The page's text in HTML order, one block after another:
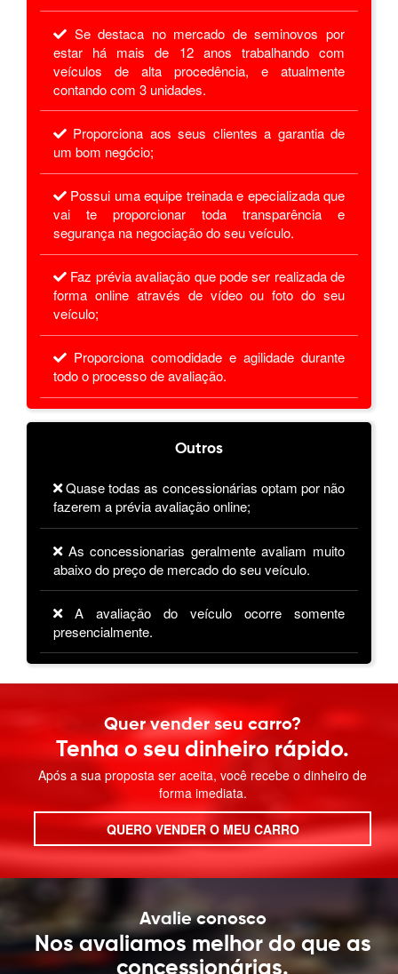
Se destaca no mercado de seminovos por
estar há mais de 12 anos trabalhando com
veículos de alta procedência, e atualmente
contando com 3 unidades.
Proporciona aos seus clientes a garantia de
um bom negócio;
Possui uma equipe treinada e epecializada que
vai te proporcionar toda transparência e
segurança na negociação do seu veículo.
Faz prévia avaliação que pode ser realizada de
forma online através de vídeo ou foto do seu
veículo;
Proporciona comodidade e agilidade durante
todo o processo de avaliação.
Outros
Quase todas as concessionárias optam por não
fazerem a prévia avaliação online;
Asconcessionarias geralmente avaliam muito
abaixo do preço de mercado do seu veículo.
A avaliação do veículo ocorre somente
presencialmente.
Quer vender seu carro?
Tenha o seu dinheiro rápido.
Após a sua proposta ser aceita, você recebe o dinheiro de
forma imediata.
QUERO VENDER O MEU CARRO
Avalie conosco
Nos avaliamos melhor do que as
concessionárias.